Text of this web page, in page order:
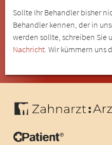
Sollte Ihr Behandler bisher
Behandler kennen, der in
werden sollte, schreiben Sie
Nachricht. Wir kümmern uns